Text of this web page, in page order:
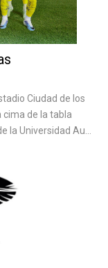
Ciudad de los
cima de la tabla
la Universidad Au...